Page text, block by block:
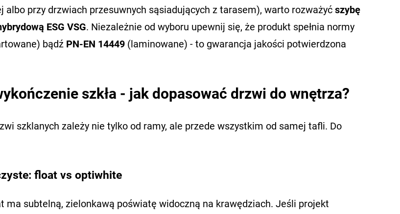
albo przy drzwiach przesuwnych sąsiadujących z tarasem), warto rozważyć szybę
ESG VSG. Niezależnie od wyboru upewnij się, że produkt spełnia normy
bądź PN-EN 14449 (laminowane) - to gwarancja jakości potwierdzona
szkła - jak dopasować drzwi do wnętrza?
szklanych zależy nie tylko od ramy, ale przede wszystkim od samej tafli. Do
float vs optiwhite
ma subtelną, zielonkawą poświatę widoczną na krawędziach. Jeśli projekt